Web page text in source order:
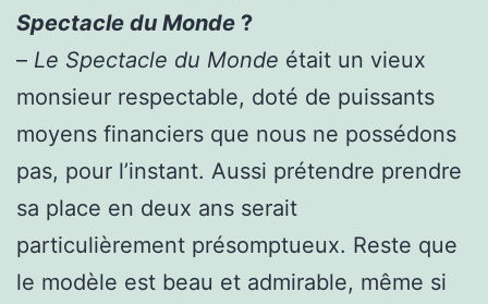
Spectacle du Monde ?
– Le Spectacle du Monde était un vieux
monsieur respectable, doté de puissants
moyens financiers que nous ne possédons
pas, pour l’instant. Aussi prétendre prendre
sa place en deux ans serait
particulièrement présomptueux. Reste que
le modèle est beau et admirable, même si